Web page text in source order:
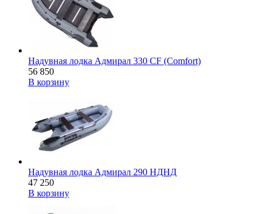
Надувная лодка Адмирал 330 CF (Comfort)
56 850
В корзину
Надувная лодка Адмирал 290 НДНД
47 250
В корзину